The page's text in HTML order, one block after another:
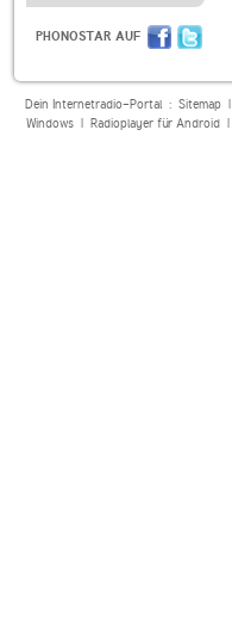
PHONOSTAR AUF
Dein Internetradio-Portal : Sitemap|
Windows| Radioplayer für Android|